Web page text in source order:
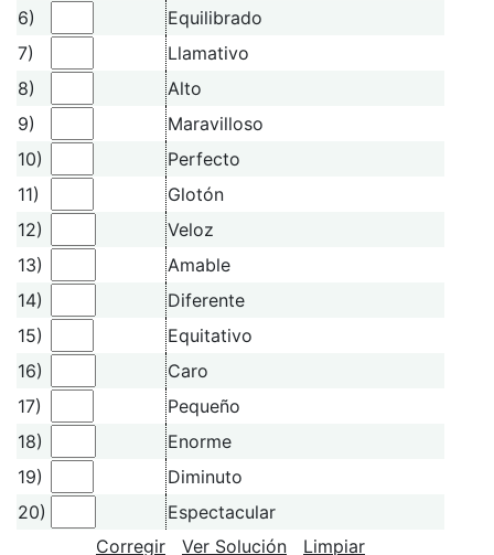
6)
Equilibrado
7)
Llamativo
8)
Alto
9)
Maravilloso
10)
Perfecto
11)
Glotón
12)
Veloz
13)
Amable
14)
Diferente
15)
Equitativo
16)
Caro
17)
Pequeño
18)
Enorme
19)
Diminuto
20)
Espectacular
Corregir
Ver Solución Limpiar